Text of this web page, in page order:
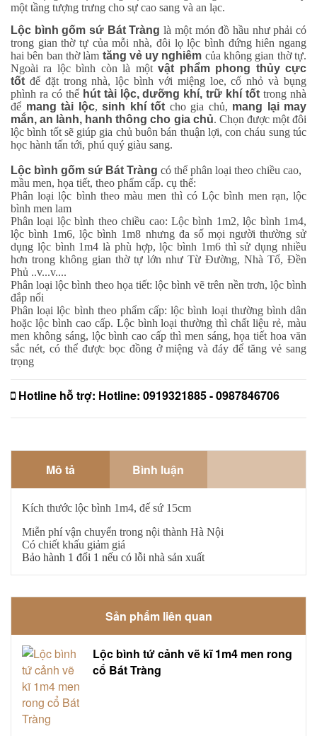
một tầng tượng trưng cho sự cao sang và an lạc.
Lộc bình gốm sứ Bát Tràng là một món đồ hầu như phải có
trong gian thờ tự của mỗi nhà, đôi lọ lộc bình đứng hiên ngang
hai bên ban thờ làm tăng vẻ uy nghiêm của không gian thờ tự.
Ngoài ra lộc bình còn là mộtvật phẩm phong thủy cực
tốt để đặt trong nhà, lộc bình với miệng loe, cổ nhỏ và bụng
phình ra có thể hút tài lộc, dưỡng khí, trữ khí tốt trong nhà
để mang tài lộc, sinh khí tốt cho gia chủ, mang lại may
mắn, an lành, hanh thông cho gia chủ. Chọn được một đôi
lộc bình tốt sẽ giúp gia chủ buôn bán thuận lợi, con cháu sung túc
học hành tấn tới, phú quý giàu sang.
Lộc bình gốm sứ Bát Tràng có thể phân loại theo chiều cao,
mầu men, họa tiết, theo phẩm cấp. cụ thể:
Phân loại lộc bình theo màu men thì có Lộc bình men rạn, lộc
bình men lam
Phân loại lộc bình theo chiều cao: Lộc bình 1m2, lộc bình 1m4,
lộc bình 1m6, lộc bình 1m8 nhưng đa số mọi người thường sử
dụng lộc bình 1m4 là phù hợp, lộc bình 1m6 thì sử dụng nhiều
hơn trong không gian thờ tự lớn như Từ Đường, Nhà Tổ, Đền
Phủ ..v...v....
Phân loại lộc bình theo họa tiết: lộc bình vẽ trên nền trơn, lộc bình
đắp nổi
Phân loại lộc bình theo phẩm cấp: lộc bình loại thường bình dân
hoặc lộc bình cao cấp. Lộc bình loại thường thì chất liệu rẻ, màu
men không sáng, lộc bình cao cấp thì men sáng, họa tiết hoa văn
sắc nét, có thể được bọc đồng ở miệng và đáy để tăng vẻ sang
trọng
Hotline hỗ trợ: Hotline: 0919321885 - 0987846706
Mô tả Bình luận
Kích thước lộc bình 1m4, đế sứ 15cm
Miễn phí vận chuyển trong nội thành Hà Nội
Có chiết khấu giảm giá
Bảo hành 1 đổi 1 nếu có lỗi nhà sản xuất
Sản phẩm liên quan
Lộc bình tứ cảnh vẽ kĩ 1m4 men rong
cổ Bát Tràng